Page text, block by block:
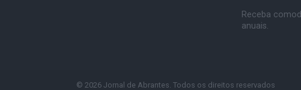
Receba
anuais.
© 2026 Jornal de Abrantes. Todos os direitos reservados